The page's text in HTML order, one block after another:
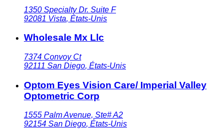
1350 Specialty Dr. Suite F
92081 Vista, États-Unis
Wholesale Mx Llc
7374 Convoy Ct
92111 San Diego, États-Unis
Optom Eyes Vision Care/ Imperial Valley
Optometric Corp
1555 Palm Avenue, Ste# A2
92154 San Diego, États-Unis